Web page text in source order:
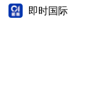
即时国际